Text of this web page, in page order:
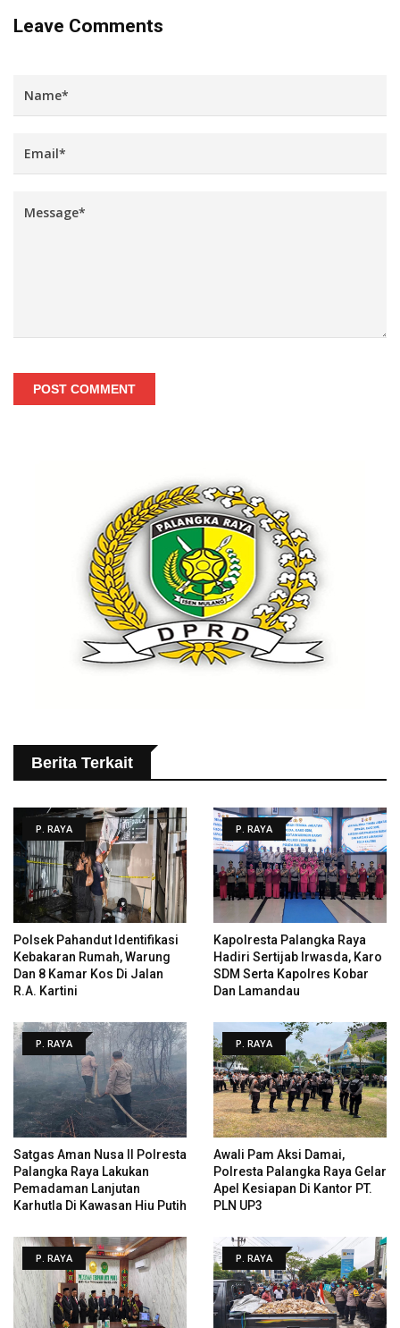
Leave Comments
POST COMMENT
Berita Terkait
P. RAYA
Polsek Pahandut Identifikasi
Kebakaran Rumah, Warung
Dan 8 Kamar Kos Di Jalan
R.A. Kartini
P. RAYA
Kapolresta Palangka Raya
Hadiri Sertijab Irwasda, Karo
SDM Serta Kapolres Kobar
Dan Lamandau
P. RAYA
Satgas Aman Nusa II Polresta
Palangka Raya Lakukan
Pemadaman Lanjutan
Karhutla Di Kawasan Hiu Putih
P. RAYA
Awali Pam Aksi Damai,
Polresta Palangka Raya Gelar
Apel Kesiapan Di Kantor PT.
PLN UP3
P. RAYA P. RAYA